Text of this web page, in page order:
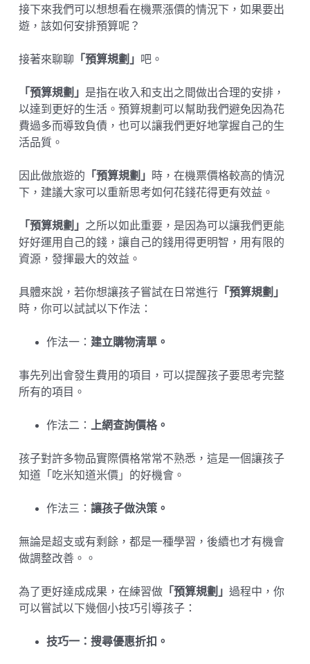
接下來我們可以想想看在機票漲價的情況下，如果要出
遊，該如何安排預算呢？
接著來聊聊 「預算規劃」 吧。
「預算規劃」 是指在收入和支出之間做出合理的安排，
以達到更好的生活。預算規劃可以幫助我們避免因為花
費過多而導致負債，也可以讓我們更好地掌握自己的生
活品質。
因此做旅遊的 「預算規劃」
時，在機票價格較高的情況
下，建議大家可以重新思考如何花錢花得更有效益。
「預算規劃」 之所以如此重要，是因為可以讓我們更能
好好運用自己的錢，讓自己的錢用得更明智，用有限的
資源，發揮最大的效益。
具體來說，若你想讓孩子嘗試在日常進行「預算規劃」
時，你可以試試以下作法：
作法一： 建立購物清單。
事先列出會發生費用的項目，可以提醒孩子要思考完整
所有的項目。
作法二： 上網查詢價格。
孩子對許多物品實際價格常常不熟悉，這是一個讓孩子
知道「吃米知道米價」的好機會。
作法三： 讓孩子做決策。
無論是超支或有剩餘，都是一種學習，後續也才有機會
做調整改善。。
為了更好達成成果，在練習做「預算規劃」 過程中，你
可以嘗試以下幾個小技巧引導孩子：
技巧一：搜尋優惠折扣。